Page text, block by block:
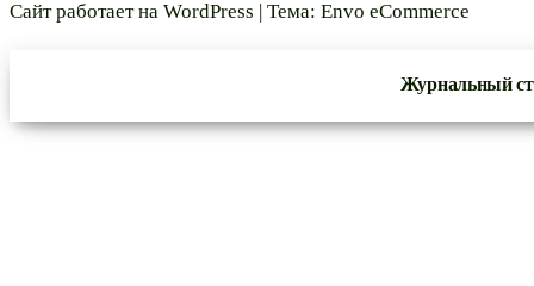
Сайт работает на WordPress | Тема: Envo eCommerce
Журнальный